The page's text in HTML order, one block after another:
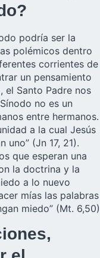
podría ser la
polémicos dentro
corrientes de
un pensamiento
el Santo Padre nos
no es un
entre hermanos.
a la cual Jesús
uno” (Jn 17, 21).
que esperan una
la doctrina y la
a lo nuevo
mías las palabras
miedo” (Mt. 6,50)